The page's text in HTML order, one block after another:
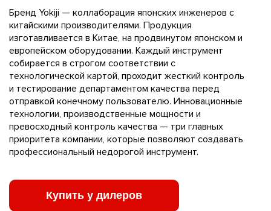
Бренд Yokiji — коллаборация японских инженеров с
китайскими производителями. Продукция
изготавливается в Китае, на продвинутом японском и
европейском оборудовании. Каждый инструмент
собирается в строгом соответствии с
технологической картой, проходит жесткий контроль
и тестирование департаментом качества перед
отправкой конечному пользователю. Инновационные
технологии, производственные мощности и
превосходный контроль качества — три главных
приоритета компании, которые позволяют создавать
профессиональный недорогой инструмент.
Купить у дилеров